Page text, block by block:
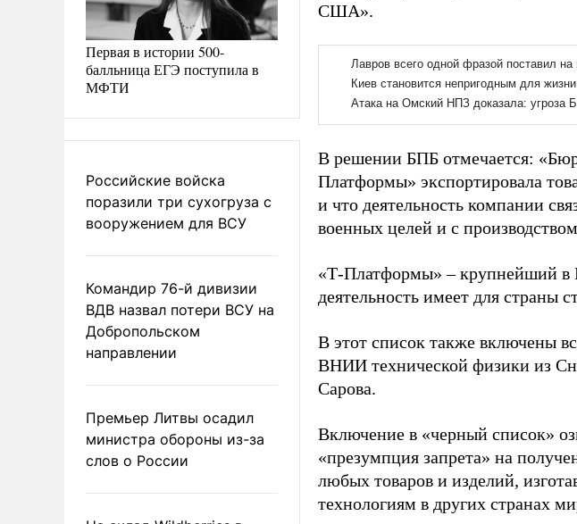
Первая в истории 500-
балльница ЕГЭ поступила в
МФТИ
Российские войска
поразили три сухогруза с
вооружением для ВСУ
Командир 76-й дивизии
ВДВ назвал потери ВСУ на
Добропольском
направлении
Премьер Литвы осадил
министра обороны из-за
слов о России
США».
В решении БПБ отмечается:
Платформы» экспортировала
и что деятельность компании
военных целей и с
«Т-Платформы» – крупнейший в
деятельность имеет для страны
В этот список также включены
ВНИИ технической физики из
Сарова.
Включение в «черный список»
«презумпция запрета» на
любых товаров и изделий,
технологиям в других странах